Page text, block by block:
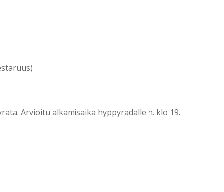
Arvioitu alkamisaika hyppyradalle n. klo 19.